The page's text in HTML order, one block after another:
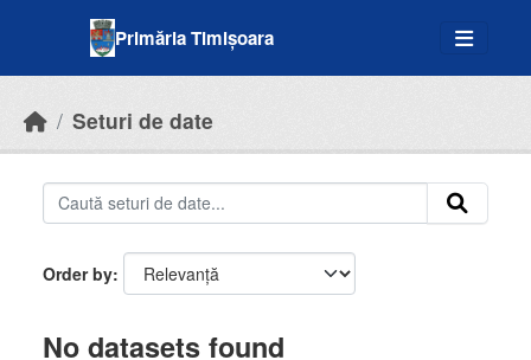
Primăria Timișoara
Seturi de date
Order by
No datasets found